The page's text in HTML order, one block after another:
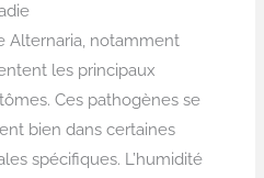
Alternaria, notamment
les principaux
Ces pathogènes se
bien dans certaines
spécifiques. L’humidité